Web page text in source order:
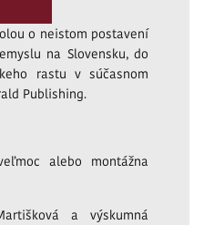
o neistom postavení
na Slovensku, do
rastu v súčasnom
Publishing.
alebo montážna
a výskumná